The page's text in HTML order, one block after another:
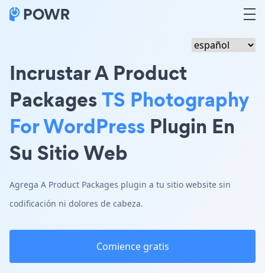
Incrustar A Product
PackagesTS Photography
For WordPress Plugin En
Su Sitio Web
Agrega A Product Packages plugin a tu sitio website sin
codificación ni dolores de cabeza.
Comience gratis